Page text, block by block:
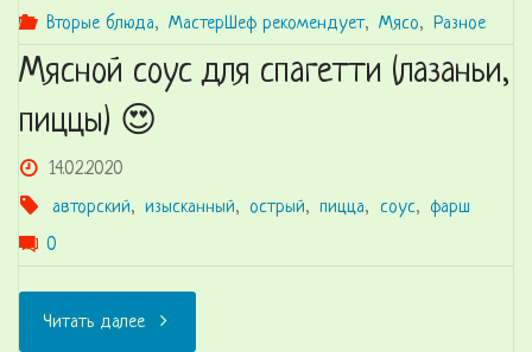
Вторые блюда, МастерШеф рекомендует, Мясо, Разное
Мясной соус для спагетти (лазаньи,
пиццы) 😍
14.02.2020
авторский, изысканный, острый, пицца, соус, фарш
0
Читать далее"Мясной